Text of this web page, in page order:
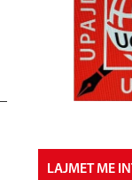
LAJMET ME